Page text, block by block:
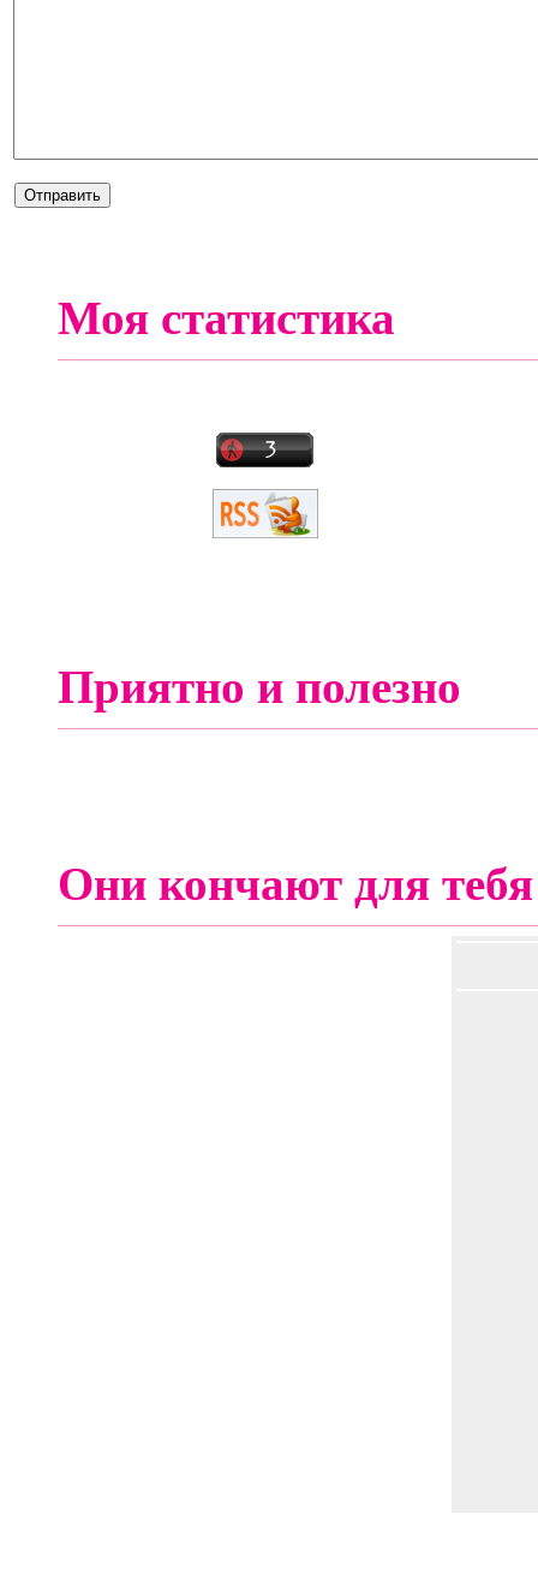
Моя статистика
Приятно и полезно
Они кончают для тебя